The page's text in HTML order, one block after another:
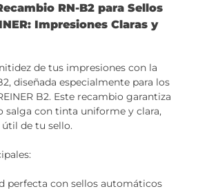
RN-B2 para Sellos
Impresiones Claras y
de tus impresiones con la
diseñada especialmente para los
B2. Este recambio garantiza
salga con tinta uniforme y clara,
de tu sello.
perfecta con sellos automáticos